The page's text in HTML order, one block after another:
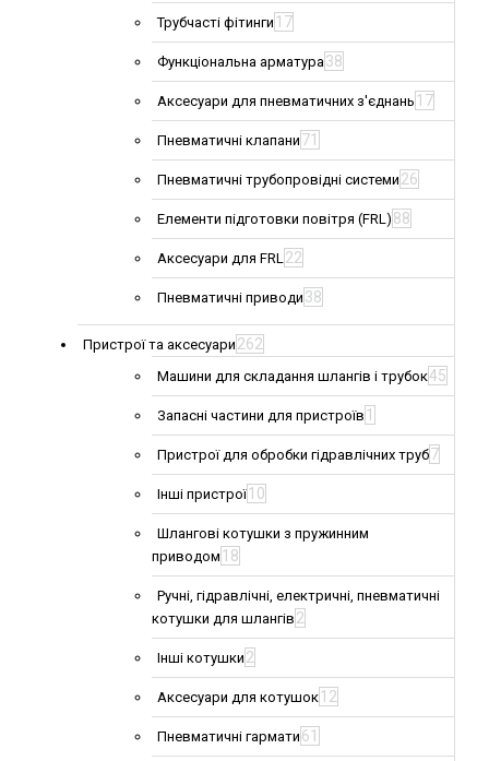
Трубчасті фітинги 17
Функціональна арматура38
Аксесуари для пневматичних з'єднань 17
Пневматичні клапани 71
Пневматичні трубопровідні системи 26
Елементи підготовки повітря (FRL) 88
Аксесуари для FRL22
Пневматичні приводи 38
Пристрої та аксесуари 262
Машини для складання шлангів і трубок45
Запасні частини для пристроїв 1
Пристрої для обробки гідравлічних труб7
Інші пристрої 10
Шлангові котушки з пружинним
приводом 18
Ручні, гідравлічні, електричні, пневматичні
котушки для шлангів 2
Інші котушки 2
Аксесуари для котушок 12
Пневматичні гармати 61